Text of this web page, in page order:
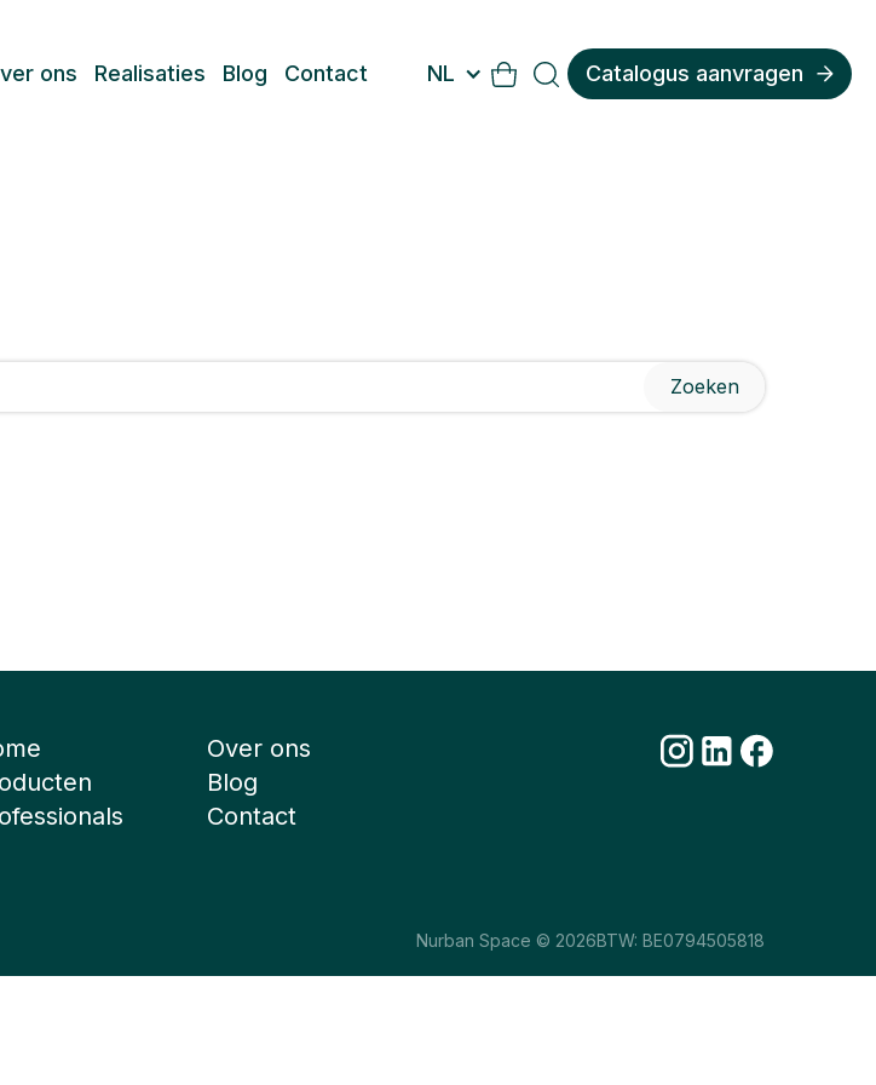
ons Realisaties Blog Contact NL Catalogus aanvragen
Over ons
Blog
Contact
Nurban Space © 2026BTW: BE0794505818